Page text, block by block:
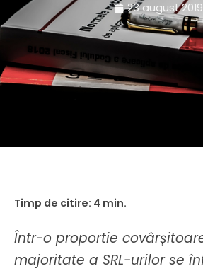
23 august 2019
Într-o proportie
majoritate a SRL-urilor se